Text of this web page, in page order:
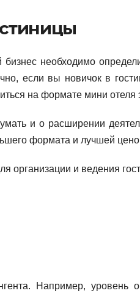
необходимо
если вы новичок в
на формате мини отеля
и о расширении
формата и лучшей
Например, уровень